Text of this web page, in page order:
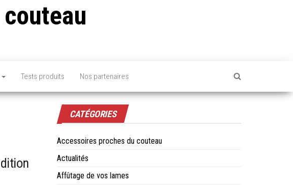
Tests produits Nos partenaires
CATÉGORIES
Accessoires proches du couteau
Actualités
Affûtage de vos lames